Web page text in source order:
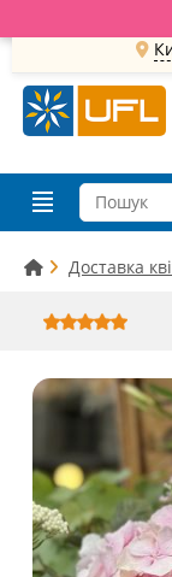
Доставка